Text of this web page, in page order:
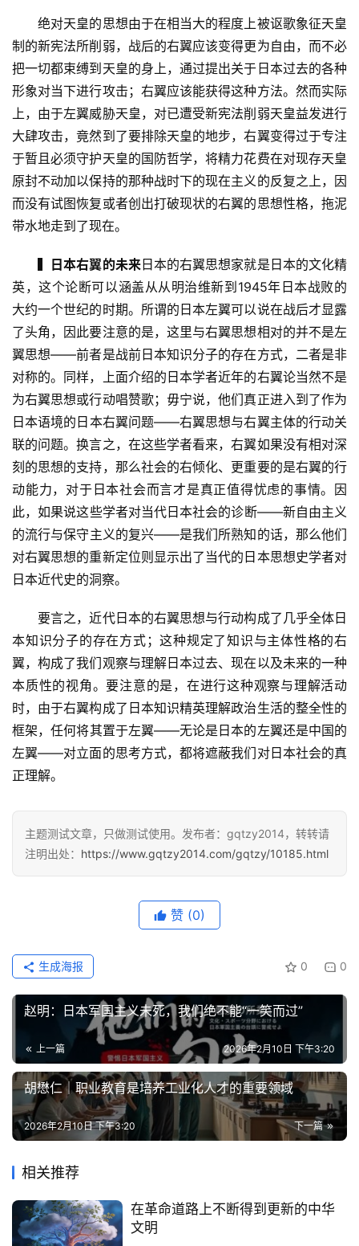
绝对天皇的思想由于在相当大的程度上被讴歌象征天皇
制的新宪法所削弱，战后的右翼应该变得更为自由，而不必
把一切都束缚到天皇的身上，通过提出关于日本过去的各种
形象对当下进行攻击；右翼应该能获得这种方法。然而实际
上，由于左翼威胁天皇，对已遭受新宪法削弱天皇益发进行
大肆攻击，竟然到了要排除天皇的地步，右翼变得过于专注
于暂且必须守护天皇的国防哲学，将精力花费在对现存天皇
原封不动加以保持的那种战时下的现在主义的反复之上，因
而没有试图恢复或者创出打破现状的右翼的思想性格，拖泥
带水地走到了现在。
▍日本右翼的未来日本的右翼思想家就是日本的文化精
英，这个论断可以涵盖从从明治维新到1945年日本战败的
大约一个世纪的时期。所谓的日本左翼可以说在战后才显露
了头角，因此要注意的是，这里与右翼思想相对的并不是左
翼思想——前者是战前日本知识分子的存在方式，二者是非
对称的。同样，上面介绍的日本学者近年的右翼论当然不是
为右翼思想或行动唱赞歌；毋宁说，他们真正进入到了作为
日本语境的日本右翼问题——右翼思想与右翼主体的行动关
联的问题。换言之，在这些学者看来，右翼如果没有相对深
刻的思想的支持，那么社会的右倾化、更重要的是右翼的行
动能力，对于日本社会而言才是真正值得忧虑的事情。因
此，如果说这些学者对当代日本社会的诊断——新自由主义
的流行与保守主义的复兴——是我们所熟知的话，那么他们
对右翼思想的重新定位则显示出了当代的日本思想史学者对
日本近代史的洞察。
要言之，近代日本的右翼思想与行动构成了几乎全体日
本知识分子的存在方式；这种规定了知识与主体性格的右
翼，构成了我们观察与理解日本过去、现在以及未来的一种
本质性的视角。要注意的是，在进行这种观察与理解活动
时，由于右翼构成了日本知识精英理解政治生活的整全性的
框架，任何将其置于左翼——无论是日本的左翼还是中国的
左翼——对立面的思考方式，都将遮蔽我们对日本社会的真
正理解。
主题测试文章，只做测试使用。发布者：gqtzy2014，转转请
注明出处： https://www.gqtzy2014.com/gqtzy/10185.html
赞 (0)
0 0
生成海报
赵明：日本军国主义未死，我们绝不能“一笑而过”
上一篇 2026年2月10日 下午3:20
胡懋仁｜职业教育是培养工业化人才的重要领域
下一篇
2026年2月10日 下午3:20
相关推荐
在革命道路上不断得到更新的中华
文明